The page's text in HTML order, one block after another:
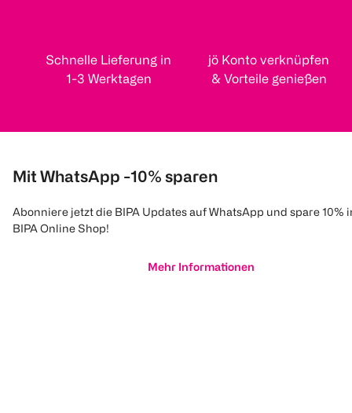
Schnelle Lieferung in
1-3 Werktagen
jö Konto verknüpfen
& Vorteile genießen
Mit WhatsApp -10% sparen
Abonniere jetzt die BIPA Updates auf WhatsApp und spare 10%
BIPA Online Shop!
Mehr Informationen